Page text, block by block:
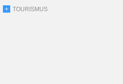
TOURISMUS